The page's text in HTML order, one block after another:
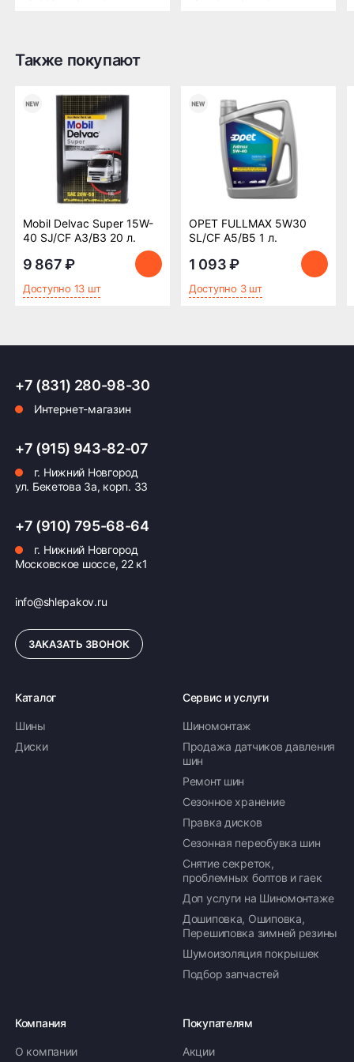
Возможна картой, наличными при получении,
также доступно оформление кредита и
формирование счёта для Юр.Лица
ПОДРОБНЕЕ ОБ ОПЛАТЕ
Также покупают
Mobil Delvac Super 15W-
40 SJ/CF A3/B3 20 л.
9 867 ₽
Доступно 13 шт
OPET FULLMAX 5W30
SL/CF A5/B5 1 л.
1 093 ₽
Доступно 3 шт
+7 (831) 280-98-30
Интернет-магазин
+7 (915) 943-82-07
г. Нижний Новгород
ул. Бекетова 3а, корп. 33
+7 (910) 795-68-64
г. Нижний Новгород
Московское шоссе, 22 к1
info@shlepakov.ru
ЗАКАЗАТЬ ЗВОНОК
Каталог
Шины
Диски
Сервис и услуги
Шиномонтаж
Продажа датчиков давления
шин
Ремонт шин
Сезонное хранение
Правка дисков
Сезонная переобувка шин
Снятие секреток,
проблемных болтов и гаек
Доп услуги на Шиномонтаже
Дошиповка, Ошиповка,
Перешиповка зимней резины
Шумоизоляция покрышек
Подбор запчастей
Компания
О компании
Покупателям
Акции